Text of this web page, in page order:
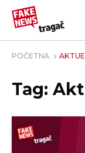
POČETNA
Tag: